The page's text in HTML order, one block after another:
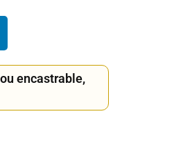
encastrable,